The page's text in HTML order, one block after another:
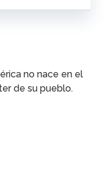
no nace en el
de su pueblo.